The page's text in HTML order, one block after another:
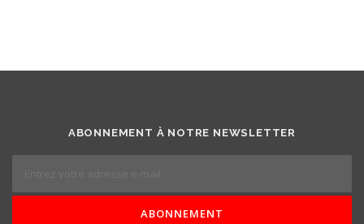
ABONNEMENT À NOTRE NEWSLETTER